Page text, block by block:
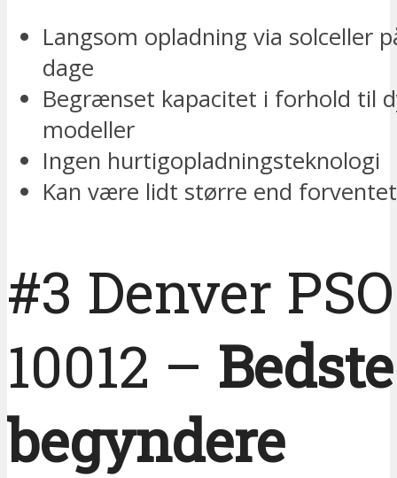
Langsom opladning via solceller
dage
Begrænset kapacitet i forhold til
modeller
Ingen hurtigopladningsteknologi
Kan være lidt større end
#3 Denver
10012 –
begyndere